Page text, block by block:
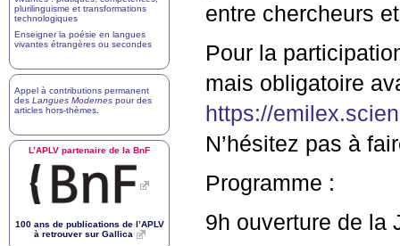
entre chercheurs
Pour la
mais obligatoire
https://
N’hésitez pas à
Programme :
9h ouverture de la
plurilinguisme et transformations
technologiques
Enseigner la poésie en langues
vivantes étrangères ou secondes
Appel à contributions permanent
des Langues Modernes pour des
articles hors-thèmes
L’APLV partenaire de la BnF
100 ans de publications de l’APLV
à retrouver sur Gallica